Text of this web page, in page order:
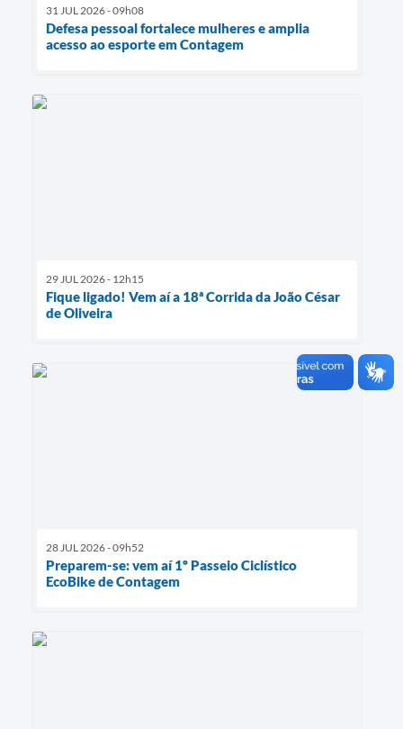
31 JUL 2026 - 09h08
Defesa pessoal fortalece mulheres e amplia
acesso ao esporte em Contagem
29 JUL 2026 - 12h15
Fique ligado! Vem aí a 18ª Corrida da João César
de Oliveira
28 JUL 2026 - 09h52
Preparem-se: vem aí 1º Passeio Ciclístico
EcoBike de Contagem